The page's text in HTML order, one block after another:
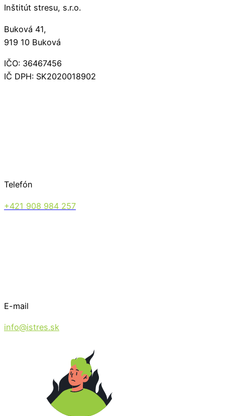
Inštitút stresu, s.r.o.
Buková 41,
919 10 Buková
IČO: 36467456
IČ DPH: SK2020018902
Telefón
+421 908 984 257
E-mail
info@istres.sk